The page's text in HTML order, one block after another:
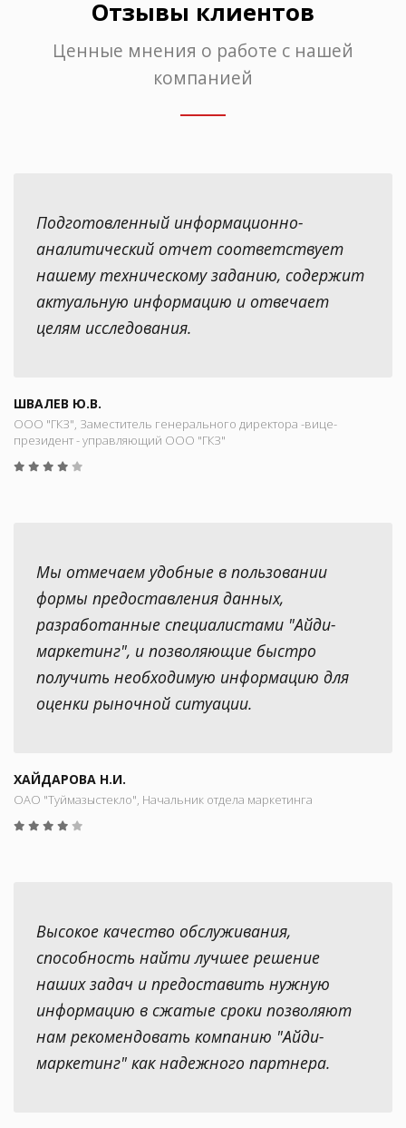
Отзывы клиентов
Ценные мнения о работе с нашей
компанией
Подготовленный информационно-
аналитический отчет соответствует
нашему техническому заданию, содержит
актуальную информацию и отвечает
целям исследования.
ШВАЛЕВ Ю.В.
ООО "ГКЗ", Заместитель генерального директора -вице-
президент - управляющий ООО "ГКЗ"
Мы отмечаем удобные в пользовании
формы предоставления данных,
разработанные специалистами "Айди-
маркетинг", и позволяющие быстро
получить необходимую информацию для
оценки рыночной ситуации.
ХАЙДАРОВА Н.И.
ОАО "Туймазыстекло", Начальник отдела маркетинга
Высокое качество обслуживания,
способность найти лучшее решение
наших задач и предоставить нужную
информацию в сжатые сроки позволяют
нам рекомендовать компанию "Айди-
маркетинг" как надежного партнера.